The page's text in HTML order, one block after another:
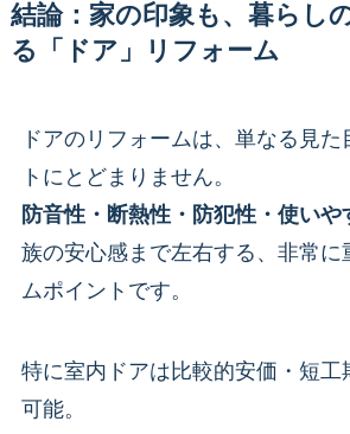
結論：家の印象も、暮らし
る「ドア」リフォーム
ドアのリフォームは、単なる見
トにとどまりません。
防音性・断熱性・防犯性・使いや
族の安心感まで左右する、非常に
ムポイントです。
特に室内ドアは比較的安価・短工
可能。